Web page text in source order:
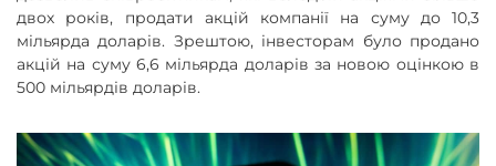
двох років, продати акцій компанії на суму до 10,3
мільярда доларів. Зрештою, інвесторам було продано
акцій на суму 6,6 мільярда доларів за новою оцінкою в
500 мільярдів доларів.